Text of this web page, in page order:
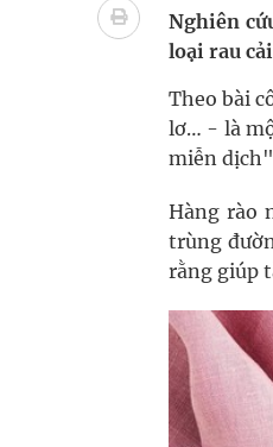
bảo vệ sức khỏe
Không chỉ cắt
Bệnh viện
Ung thư thận:
Vương Thành
Chấn chỉnh
Nghiên
loại rau
Theo bài
lơ… - là
miễn
Hàng rào
trùng
rằng giúp